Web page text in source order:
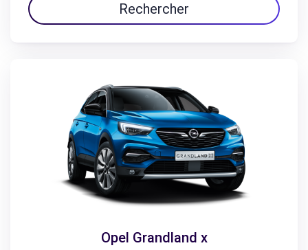
Rechercher
Opel Grandland x